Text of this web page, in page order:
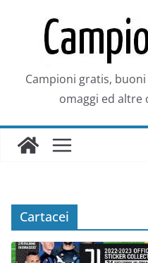
contenuto
Campioni gratis,
omaggi ed altre
Cartacei